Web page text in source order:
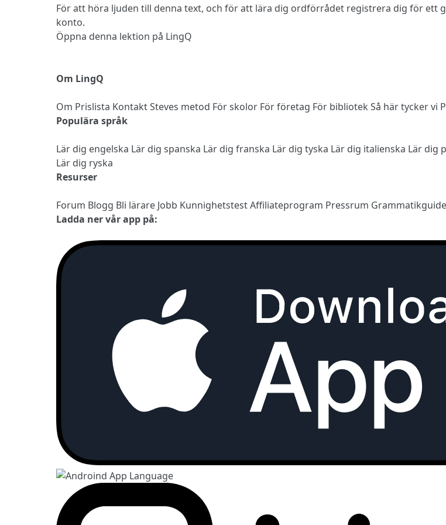
För att höra ljuden till denna text, och för att lära dig ordförrådet registrera dig för ett
konto.
Öppna denna lektion på LingQ
Om LingQ
Om Prislista KontaktSteves metod För skolor För företag För bibliotek Så här tycker vi
Populära språk
Lär dig engelska Lär dig spanska Lär dig franska Lär dig tyska Lär dig italienska Lär dig
Lär dig ryska
Resurser
Forum Blogg Bli lärare Jobb KunnighetstestAffiliateprogram Pressrum Grammatikguide
Ladda ner vår app på: